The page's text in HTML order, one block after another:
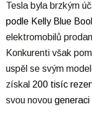
Tesla byla brzkým
podle Kelly Blue
elektromobilů
Konkurenti však
uspěl se svým
získal 200 tisíc
svou novou generaci